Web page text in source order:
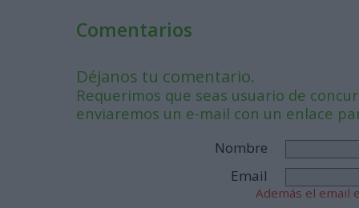
Comentarios
Déjanos tu comentario.
Requerimos que seas usuario de
enviaremos un e-mail con un enlace
Nombre
Email
Además el email